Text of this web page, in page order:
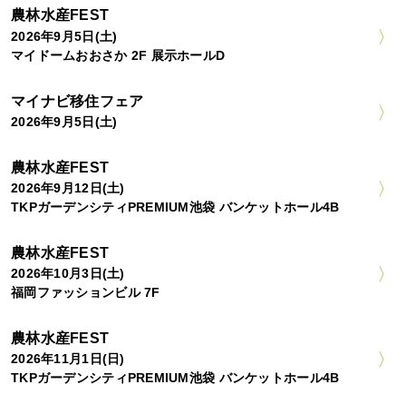
農林水産FEST
2026年9月5日(土)
マイドームおおさか 2F 展示ホールD
マイナビ移住フェア
2026年9月5日(土)
農林水産FEST
2026年9月12日(土)
TKPガーデンシティPREMIUM池袋 バンケットホール4B
農林水産FEST
2026年10月3日(土)
福岡ファッションビル 7F
農林水産FEST
2026年11月1日(日)
TKPガーデンシティPREMIUM池袋 バンケットホール4B